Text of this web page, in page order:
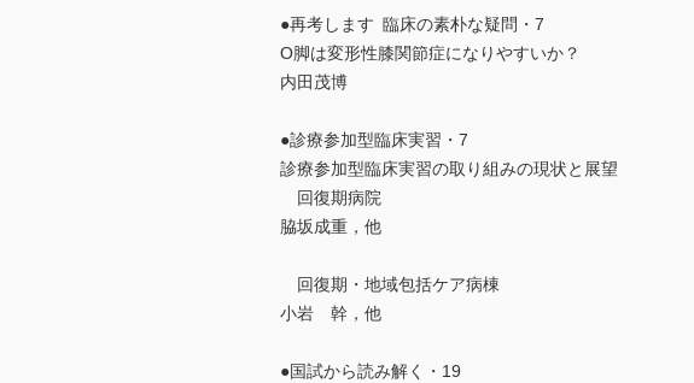
●再考します 臨床の素朴な疑問・7
O脚は変形性膝関節症になりやすいか？
内田茂博
●診療参加型臨床実習・7
診療参加型臨床実習の取り組みの現状と展望
回復期病院
脇坂成重，他
回復期・地域包括ケア病棟
小岩 幹，他
●国試から読み解く・19